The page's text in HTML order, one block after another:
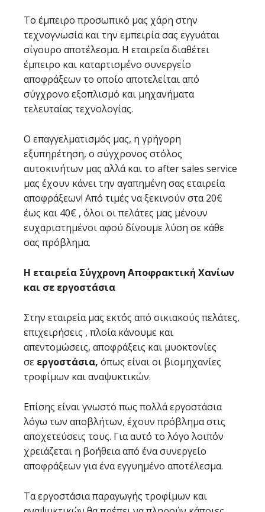
Το έμπειρο προσωπικό μας χάρη στην
τεχνογνωσία και την εμπειρία σας εγγυάται
σίγουρο αποτέλεσμα. Η εταιρεία διαθέτει
έμπειρο και καταρτισμένο συνεργείο
αποφράξεων το οποίο αποτελείται από
σύγχρονο εξοπλισμό και μηχανήματα
τελευταίας τεχνολογίας.
Ο επαγγελματισμός μας, η γρήγορη
εξυπηρέτηση, ο σύγχρονος στόλος
αυτοκινήτων μας αλλά και το after sales service
μας έχουν κάνει την αγαπημένη σας εταιρεία
αποφράξεων! Από τιμές να ξεκινούν στα 20€
έως και 40€ , όλοι οι πελάτες μας μένουν
ευχαριστημένοι αφού δίνουμε λύση σε κάθε
σας πρόβλημα.
Η εταιρεία Σύγχρονη Αποφρακτική Χανίων
και σε εργοστάσια
Στην εταιρεία μας εκτός από οικιακούς πελάτες,
επιχειρήσεις , πλοία κάνουμε και
απεντομώσεις, αποφράξεις και μυοκτονίες
σε εργοστάσια, όπως είναι οι βιομηχανίες
τροφίμων και αναψυκτικών.
Επίσης είναι γνωστό πως πολλά εργοστάσια
λόγω των αποβλήτων, έχουν πρόβλημα στις
αποχετεύσεις τους. Για αυτό το λόγο λοιπόν
χρειάζεται η βοήθεια από ένα συνεργείο
αποφράξεων για ένα εγγυημένο αποτέλεσμα.
Τα εργοστάσια παραγωγής τροφίμων και